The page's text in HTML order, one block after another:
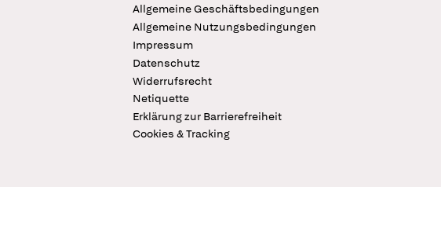
Allgemeine Geschäftsbedingungen
Allgemeine Nutzungsbedingungen
Impressum
Datenschutz
Widerrufsrecht
Netiquette
Erklärung zur Barrierefreiheit
Cookies & Tracking